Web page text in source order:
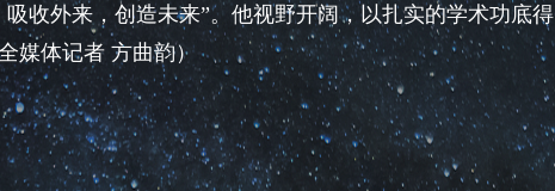
收外来，创造未来”。他视野开阔，以扎实的学术功底得
媒体记者 方曲韵）